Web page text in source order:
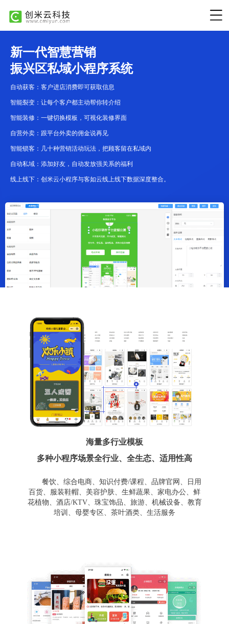
新一代智慧营销
振兴区私域小程序系统
自动获客：客户进店消费即可获取信息
智能裂变：让每个客户都主动帮你转介绍
智能装修：一键切换模板，可视化装修界面
自营外卖：跟平台外卖的佣金说再见
智能锁客：几十种营销活动玩法，把顾客留在私域内
自动私域：添加好友，自动发放强关系的福利
线上线下：创米云小程序与客如云线上线下数据深度整合。
海量多行业模板
多种小程序场景全行业、全生态、适用性高
餐饮、综合电商、知识付费/课程、品牌官网、日用
百货、服装鞋帽、美容护肤、生鲜蔬果、家电办公、鲜
花植物、酒店/KTV、珠宝饰品、旅游、机械设备、教育
培训、母婴专区、茶叶酒类、生活服务